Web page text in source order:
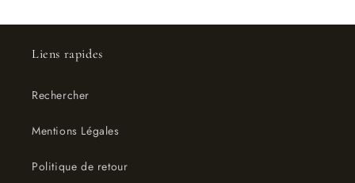
Liens rapides
Rechercher
Mentions Légales
Politique de retour